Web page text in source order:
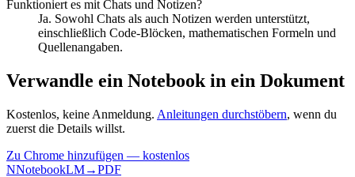
Funktioniert es mit Chats und Notizen?
Ja. Sowohl Chats als auch Notizen werden unterstützt,
einschließlich Code-Blöcken, mathematischen Formeln und
Quellenangaben.
Verwandle ein Notebook in ein Dokument
Kostenlos, keine Anmeldung. Anleitungen durchstöbern, wenn du
zuerst die Details willst.
Zu Chrome hinzufügen — kostenlos
NNotebookLM→PDF